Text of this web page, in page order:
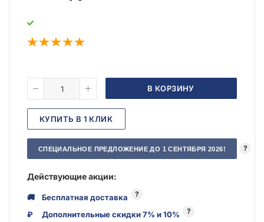
В КОРЗИНУ
КУПИТЬ В 1 КЛИК
СПЕЦИАЛЬНОЕ ПРЕДЛОЖЕНИЕ ДО 1 СЕНТЯБРЯ 2026! ?
Действующие акции:
🚚 Бесплатная доставка ?
₽ Дополнительные скидки 7% и 10% ?